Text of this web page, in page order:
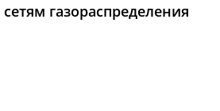
газораспределения